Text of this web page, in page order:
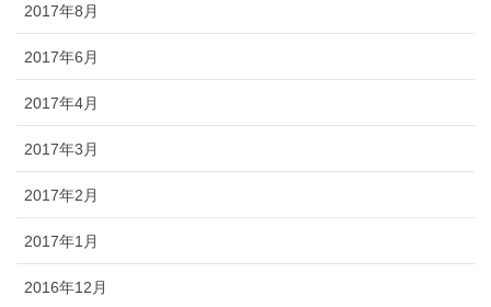
2017年8月
2017年6月
2017年4月
2017年3月
2017年2月
2017年1月
2016年12月